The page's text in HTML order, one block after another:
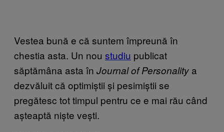
Vestea bună e că suntem împreună în
chestia asta. Un nou studiu publicat
săptămâna asta în Journal of Personality a
dezvăluit că optimiștii și pesimiștii se
pregătesc tot timpul pentru ce e mai rău când
așteaptă niște vești.